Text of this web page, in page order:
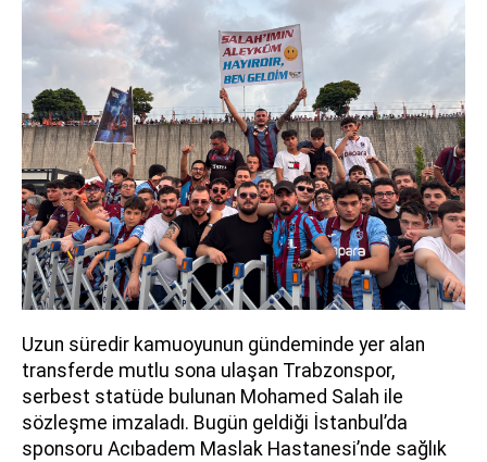
Uzun süredir kamuoyunun gündeminde yer alan
transferde mutlu sona ulaşan Trabzonspor,
serbest statüde bulunan Mohamed Salah ile
sözleşme imzaladı. Bugün geldiği İstanbul’da
sponsoru Acıbadem Maslak Hastanesi’nde sağlık